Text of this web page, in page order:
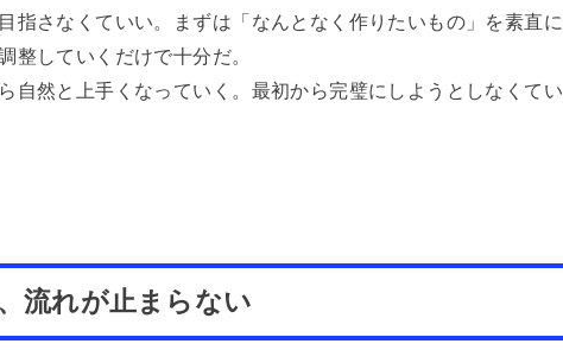
指さなくていい。まずは「なんとなく作りたいもの」を素直に
整していくだけで十分だ。
自然と上手くなっていく。最初から完璧にしようとしなくてい
流れが止まらない